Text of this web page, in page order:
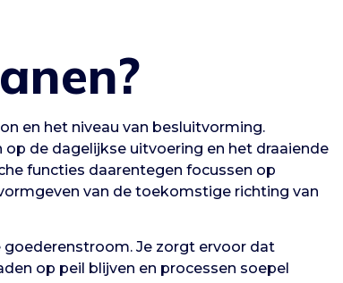
en het niveau van besluitvorming.
de dagelijkse uitvoering en het draaiende
functies daarentegen focussen op
van de toekomstige richting van
Je zorgt ervoor dat
op peil blijven en processen soepel